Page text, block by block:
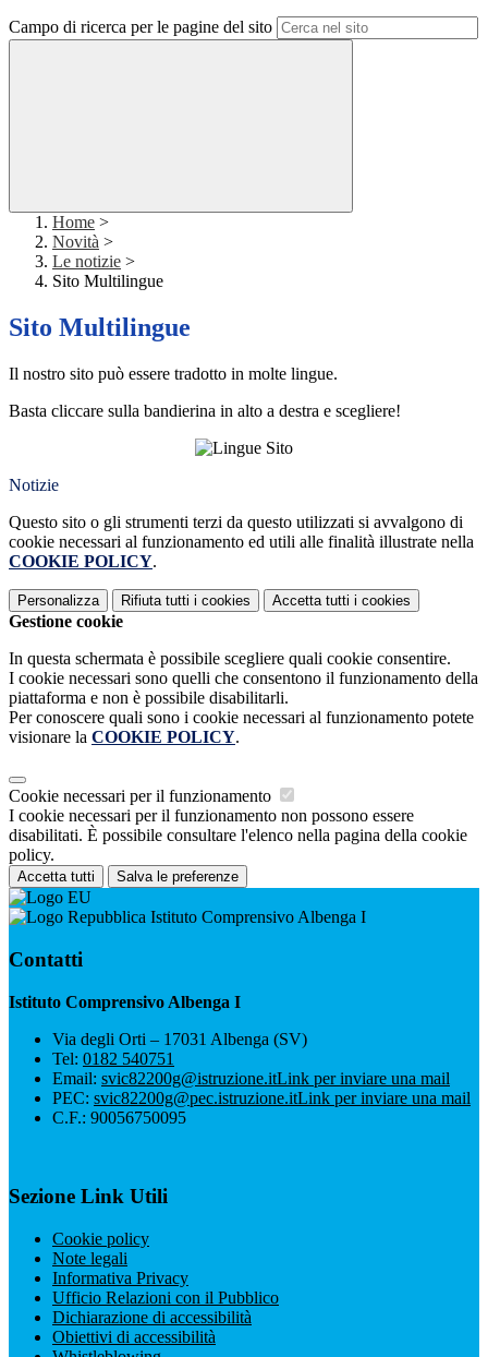
Campo di ricerca per le pagine del sito
Home >
Novità >
Le notizie >
Sito Multilingue
Sito Multilingue
Il nostro sito può essere tradotto in molte lingue.
Basta cliccare sulla bandierina in alto a destra e scegliere!
Notizie
Questo sito o gli strumenti terzi da questo utilizzati si avvalgono di
cookie necessari al funzionamento ed utili alle finalità illustrate nella
COOKIE POLICY.
Personalizza Rifiuta tutti i cookies Accetta tutti i cookies
Gestione cookie
In questa schermata è possibile scegliere quali cookie consentire.
I cookie necessari sono quelli che consentono il funzionamento della
piattaforma e non è possibile disabilitarli.
Per conoscere quali sono i cookie necessari al funzionamento potete
visionare la COOKIE POLICY.
Cookie necessari per il funzionamento
I cookie necessari per il funzionamento non possono essere
disabilitati. È possibile consultare l'elenco nella pagina della cookie
policy.
Accetta tutti Salva le preferenze
Istituto Comprensivo Albenga I
Contatti
Istituto Comprensivo Albenga I
Via degli Orti – 17031 Albenga (SV)
Tel: 0182 540751
Email: svic82200g@istruzione.itLink per inviare una mail
PEC: svic82200g@pec.istruzione.itLink per inviare una mail
C.F.: 90056750095
Sezione Link Utili
Cookie policy
Note legali
Informativa Privacy
Ufficio Relazioni con il Pubblico
Dichiarazione di accessibilità
Obiettivi di accessibilità